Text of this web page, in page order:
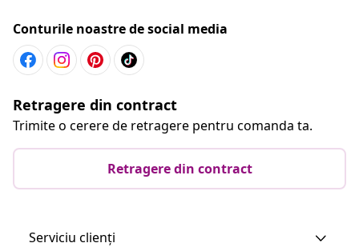
Conturile noastre de social media
Retragere din contract
Trimite o cerere de retragere pentru comanda ta.
Retragere din contract
Serviciu clienți